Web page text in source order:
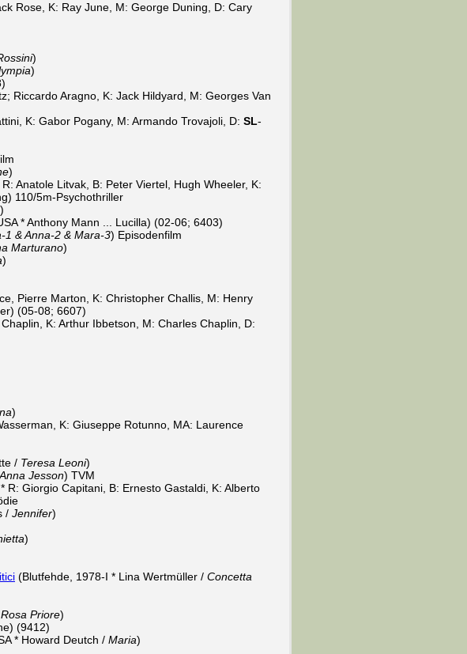
Rose, K: Ray June, M: George Duning, D: Cary
)
)
Riccardo Aragno, K: Jack Hildyard, M: Georges Van
K: Gabor Pogany, M: Armando Trovajoli, D: SL-
)
Anatole Litvak, B: Peter Viertel, Hugh Wheeler, K:
110/5m-Psychothriller
)
* Anthony Mann ... Lucilla) (02-06; 6403)
1 & Anna-2 & Mara-3) Episodenfilm
Marturano)
)
Pierre Marton, K: Christopher Challis, M: Henry
(05-08; 6607)
K: Arthur Ibbetson, M: Charles Chaplin, D:
)
K: Giuseppe Rotunno, MA: Laurence
/ Teresa Leoni)
Anna Jesson) TVM
R: Giorgio Capitani, B: Ernesto Gastaldi, K: Alberto
/ Jennifer)
)
(Blutfehde, 1978-I * Lina Wertmüller / Concetta
Rosa Priore)
(9412)
* Howard Deutch / Maria)